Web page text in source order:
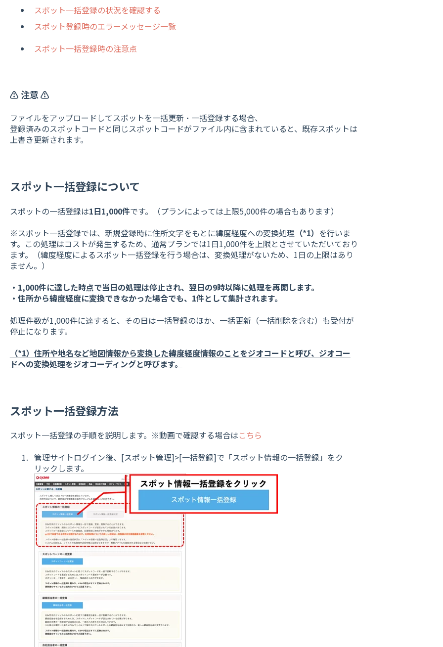
スポット一括登録の状況を確認する
スポット登録時のエラーメッセージ一覧
スポット一括登録時の注意点
⚠️ 注意 ⚠️
ファイルをアップロードしてスポットを一括更新・一括登録する場合、
登録済みのスポットコードと同じスポットコードがファイル内に含まれていると、既存スポットは
上書き更新されます。
スポット一括登録について
スポットの一括登録は1日1,000件です。（プランによっては上限5,000件の場合もあります）
※スポット一括登録では、新規登録時に住所文字をもとに緯度経度への変換処理（*1） を行いま
す。この処理はコストが発生するため、通常プランでは1日1,000件を上限とさせていただいており
ます。（緯度経度によるスポット一括登録を行う場合は、変換処理がないため、1日の上限はあり
ません。）
・1,000件に達した時点で当日の処理は停止され、翌日の9時以降に処理を再開します。
・住所から緯度経度に変換できなかった場合でも、1件として集計されます。
処理件数が1,000件に達すると、その日は一括登録のほか、一括更新（一括削除を含む）も受付が
停止になります。
（*1）住所や地名など地図情報から変換した緯度経度情報のことをジオコードと呼び、ジオコー
ドへの変換処理をジオコーディングと呼びます。
スポット一括登録方法
スポット一括登録の手順を説明します。※動画で確認する場合はこちら
管理サイトログイン後、[スポット管理]>[一括登録]で「スポット情報の一括登録」をク
リックします。